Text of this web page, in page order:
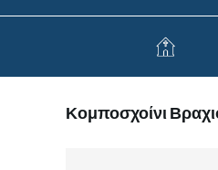
Κομποσχοίνι